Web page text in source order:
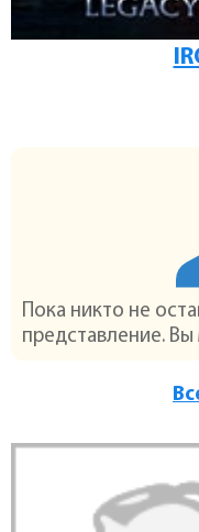
Пока никто не
представление.